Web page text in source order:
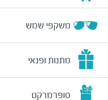
משקפי שמש
מתנות ופנאי
סופרמרקט